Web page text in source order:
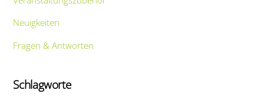
Neuigkeiten
Fragen & Antworten
Schlagworte